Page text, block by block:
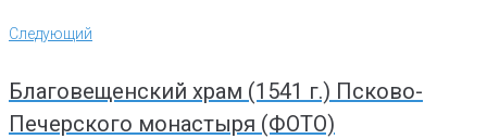
Следующий
Следующий
Благовещенский храм (1541 г.) Псково-
Печерского монастыря (ФОТО)